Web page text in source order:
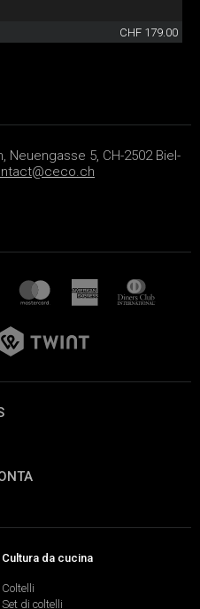
CHF 179.00
Neuengasse 5, CH-2502 Biel-
Cultura da cucina
Coltelli
Set di coltelli